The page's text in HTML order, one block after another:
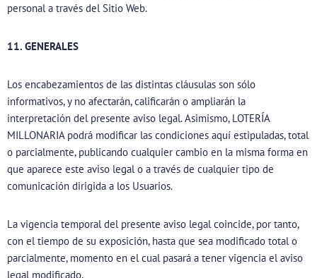
personal a través del Sitio Web.
11. GENERALES
Los encabezamientos de las distintas cláusulas son sólo
informativos, y no afectarán, calificarán o ampliarán la
interpretación del presente aviso legal. Asimismo, LOTERÍA
MILLONARIA podrá modificar las condiciones aquí estipuladas, total
o parcialmente, publicando cualquier cambio en la misma forma en
que aparece este aviso legal o a través de cualquier tipo de
comunicación dirigida a los Usuarios.
La vigencia temporal del presente aviso legal coincide, por tanto,
con el tiempo de su exposición, hasta que sea modificado total o
parcialmente, momento en el cual pasará a tener vigencia el aviso
legal modificado.